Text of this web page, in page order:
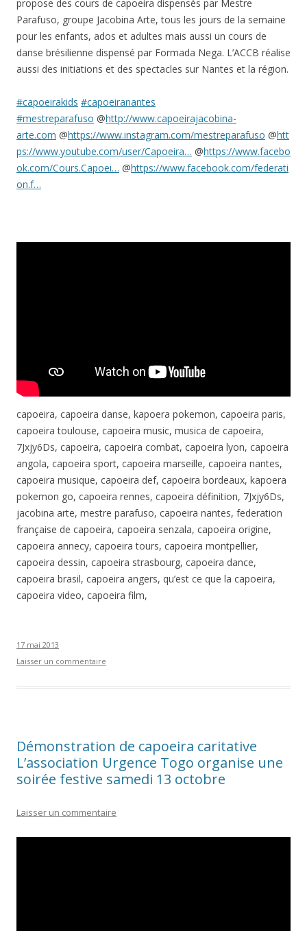
propose des cours de capoeira dispensés par Mestre
Parafuso, groupe Jacobina Arte, tous les jours de la semaine
pour les enfants, ados et adultes mais aussi un cours de
danse brésilienne dispensé par Formada Nega. L’ACCB réalise
aussi des initiations et des spectacles sur Nantes et la région.
#capoeirakids #capoeiranantes
#mestreparafuso @http://www.capoeirajacobina-
arte.com @https://www.instagram.com/mestreparafuso @htt
ps://www.youtube.com/user/Capoeira… @https://www.facebo
ok.com/Cours.Capoei… @https://www.facebook.com/federati
on.f…
capoeira, capoeira danse, kapoera pokemon, capoeira paris,
capoeira toulouse, capoeira music, musica de capoeira,
7Jxjy6Ds, capoeira, capoeira combat, capoeira lyon, capoeira
angola, capoeira sport, capoeira marseille, capoeira nantes,
capoeira musique, capoeira def, capoeira bordeaux, kapoera
pokemon go, capoeira rennes, capoeira définition, 7Jxjy6Ds,
jacobina arte, mestre parafuso, capoeira nantes, federation
française de capoeira, capoeira senzala, capoeira origine,
capoeira annecy, capoeira tours, capoeira montpellier,
capoeira dessin, capoeira strasbourg, capoeira dance,
capoeira brasil, capoeira angers, qu’est ce que la capoeira,
capoeira video, capoeira film,
17 mai 2013
Laisser un commentaire
Démonstration de capoeira caritative
L’association Urgence Togo organise une
soirée festive samedi 13 octobre
Laisser un commentaire